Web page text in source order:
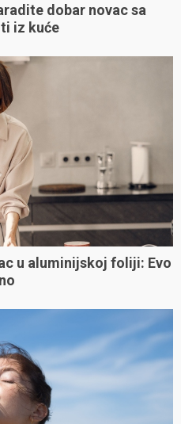
dobar novac sa
iz kuće
u aluminijskoj foliji: Evo